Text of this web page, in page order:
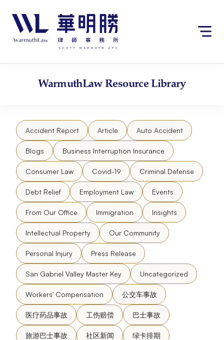
站
content
WarmuthLawResource Library
Accident Report Article Auto Accident
Blogs Business Interruption Insurance
Consumer Law Covid-19 Criminal Defense
Debt Relief Employment Law Events
From Our Office Immigration Insights
Intellectual Property Our Community
Personal Injury Press Release
San Gabriel Valley Master Key Uncategorized
Workers' Compensation 公交车事故
医疗药品事故 工伤赔偿 巴士事故
旅游巴士事故 社区新闻 绿卡排期